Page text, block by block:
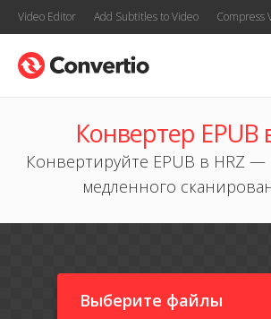
Video Editor Add Subtitles to Video Compress
Конвертер EPUB
Конвертируйте EPUB в HRZ
медленного
Выберите файлы